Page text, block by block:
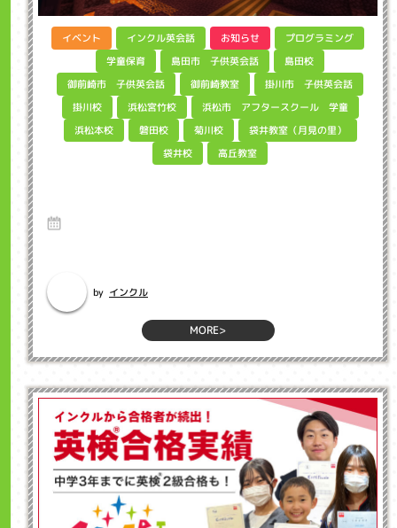
イベント インクル英会話 お知らせ プログラミング
学童保育 島田市 子供英会話 島田校
御前崎市 子供英会話 御前崎教室 掛川市 子供英会話
掛川校 浜松宮竹校 浜松市 アフタースクール 学童
浜松本校 磐田校 菊川校 袋井教室（月見の里）
袋井校 高丘教室
by インクル
MORE>